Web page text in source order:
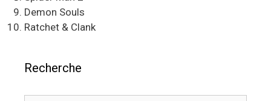
Demon Souls
Ratchet & Clank
Recherche